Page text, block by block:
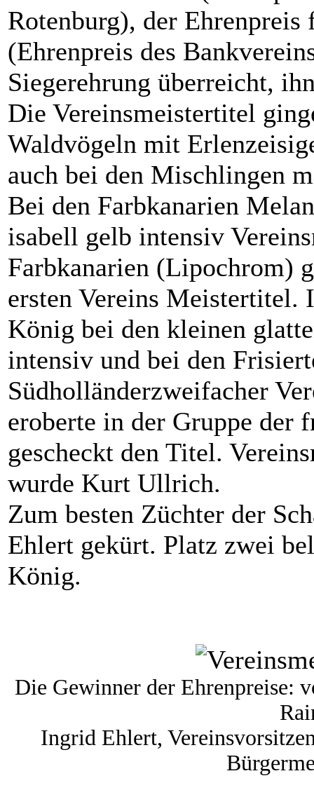
Rotenburg), der Ehrenpreis
(Ehrenpreis des
Siegerehrung überreicht,
Die Vereinsmeistertitel
Waldvögeln mit
auch bei den Mischlingen
Bei den Farbkanarien
isabell gelb intensiv
Farbkanarien (Lipochrom)
ersten Vereins Meistertitel.
König bei den kleinen
intensiv und bei den
Südholländerzweifacher
eroberte in der Gruppe der
gescheckt den Titel.
wurde Kurt Ullrich.
Zum besten Züchter der
Ehlert gekürt. Platz zwei
König.
Die Gewinner der Ehrenpreise:
Ingrid Ehlert,